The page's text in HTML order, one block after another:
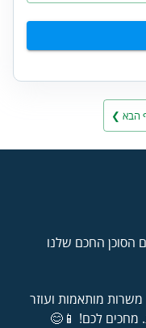
הבא ❯
הסוכן החכם שלנו
מותאמות ועוזר
מחכים לכם! 📱😊